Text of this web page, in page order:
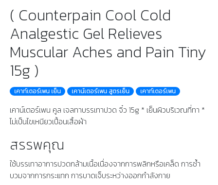
( Counterpain Cool Cold
Analgestic Gel Relieves
Muscular Aches and Pain Tiny
15g )
เคาท์เตอร์เพน เย็น เคาน์เตอร์เพน สูตรเย็น เคาท์เตอร์เพน
เคาน์เตอร์เพน คูล เจลทาบรรเทาปวด จิ๋ว 15g * เย็นผิวบริเวณที่ทา *
ไม่เป็นไขเหนียวเปื้อนเสื้อผ้า
สรรพคุณ
ใช้บรรเทาอาการปวดกล้ามเนื้อเนื่องจากการพลิกหรือเคล็ด การช้ำ
บวมจากการกระแทก การบาดเจ็บระหว่างออกกำลังกาย